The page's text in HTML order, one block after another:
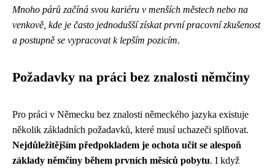
Mnoho párů začíná svou kariéru v menších městech nebo na
venkově, kde je často jednodušší získat první pracovní zkušenost
a postupně se vypracovat k lepším pozicím.
Požadavky na práci bez znalosti němčiny
Pro práci v Německu bez znalosti německého jazyka existuje
několik základních požadavků, které musí uchazeči splňovat.
Nejdůležitějším předpokladem je ochota učit se alespoň
základy němčiny během prvních měsíců pobytu. I když